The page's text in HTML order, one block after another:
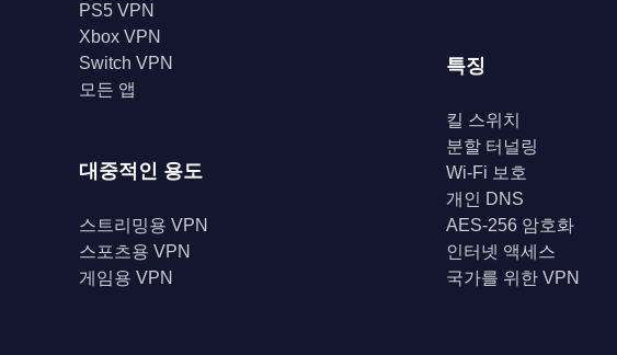
PS5 VPN
Xbox VPN
Switch VPN
모든 앱
대중적인 용도
스트리밍용 VPN
스포츠용 VPN
게임용 VPN
특징
킬 스위치
분할 터널링
Wi-Fi 보호
개인 DNS
AES-256 암호화
인터넷 액세스
국가를 위한 VPN